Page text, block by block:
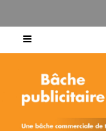
Basculer
la